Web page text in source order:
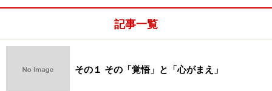
記事一覧
その１ その「覚悟」と「心がまえ」